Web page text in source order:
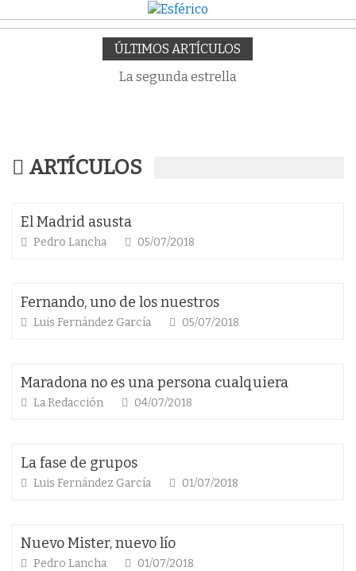
ÚLTIMOS ARTÍCULOS
La segunda estrella
ARTÍCULOS
El Madrid asusta
Pedro Lancha 05/07/2018
Fernando, uno de los nuestros
Luis Fernández García 05/07/2018
Maradona no es una persona cualquiera
La Redacción 04/07/2018
La fase de grupos
Luis Fernández García 01/07/2018
Nuevo Mister, nuevo lío
Pedro Lancha 01/07/2018